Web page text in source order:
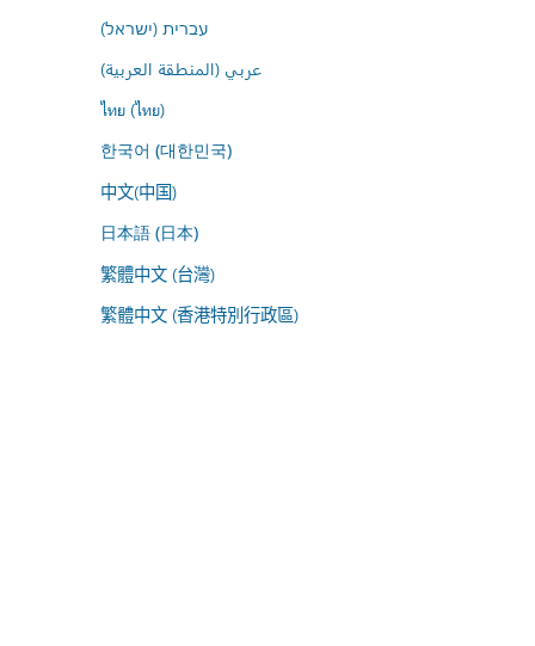
עברית (ישראל)
عربي (المنطقة العربية)
ไทย (ไทย)
한국어 (대한민국)
中文(中国)
日本語 (日本)
繁體中文 (台灣)
繁體中文 (香港特別行政區)